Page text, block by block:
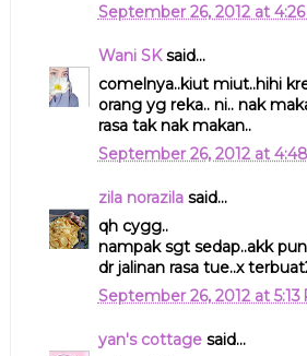
September 26, 2012 at
Wani SKsaid...
comelnya..kiut miut..hihi
orang yg reka.. ni.. nak
rasa tak nak makan..
September 26, 2012 at
zila norazilasaid...
qh cygg..
nampak sgt sedap..akk
dr jalinan rasa tue..x
September 26, 2012 at 5:13
yan's cottagesaid...